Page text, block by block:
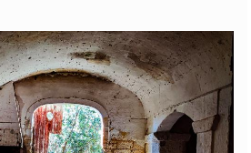
TEAM
COMITATO SCIENTIFICO AUTORI
CURATORI
PARTNER COLLABORA CON NOI